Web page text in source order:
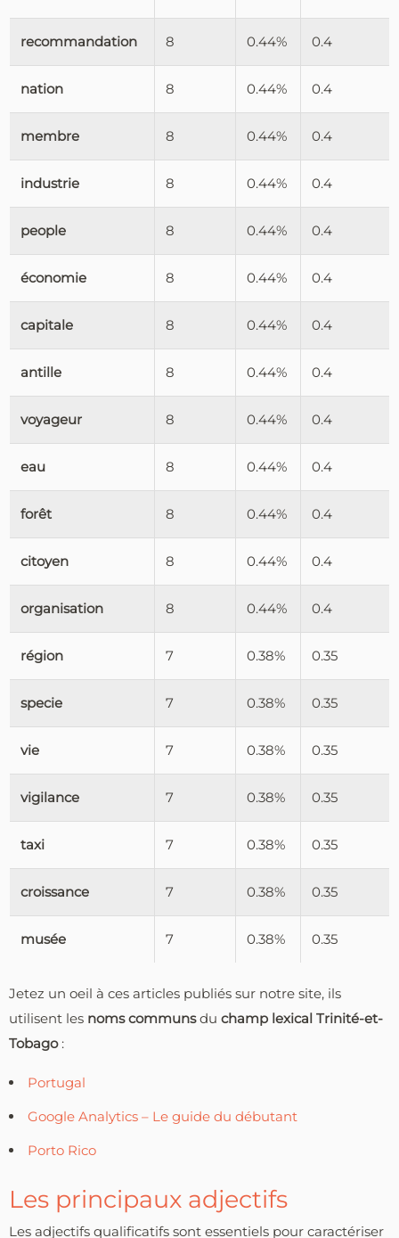
recommandation 8 0.44% 0.4
nation 8 0.44% 0.4
membre 8 0.44% 0.4
industrie 8 0.44% 0.4
people 8 0.44% 0.4
économie 8 0.44% 0.4
capitale 8 0.44% 0.4
antille 8 0.44% 0.4
voyageur 8 0.44% 0.4
eau 8 0.44% 0.4
forêt 8 0.44% 0.4
citoyen 8 0.44% 0.4
organisation 8 0.44% 0.4
région 7 0.38% 0.35
specie 7 0.38% 0.35
vie 7 0.38% 0.35
vigilance 7 0.38% 0.35
taxi 7 0.38% 0.35
croissance 7 0.38% 0.35
musée 7 0.38% 0.35
Jetez un oeil à ces articles publiés sur notre site, ils
utilisent les noms communsdu champ lexical Trinité-et-
Tobago:
Portugal
Google Analytics – Le guide du débutant
Porto Rico
Les principaux adjectifs
Les adjectifs qualificatifs sont essentiels pour caractériser